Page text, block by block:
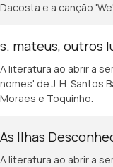
Dacosta e a canção
s. mateus, outros
A literatura ao abrir a
nomes' de J. H. Santos
Moraes e Toquinho.
As Ilhas
A literatura ao abrir a